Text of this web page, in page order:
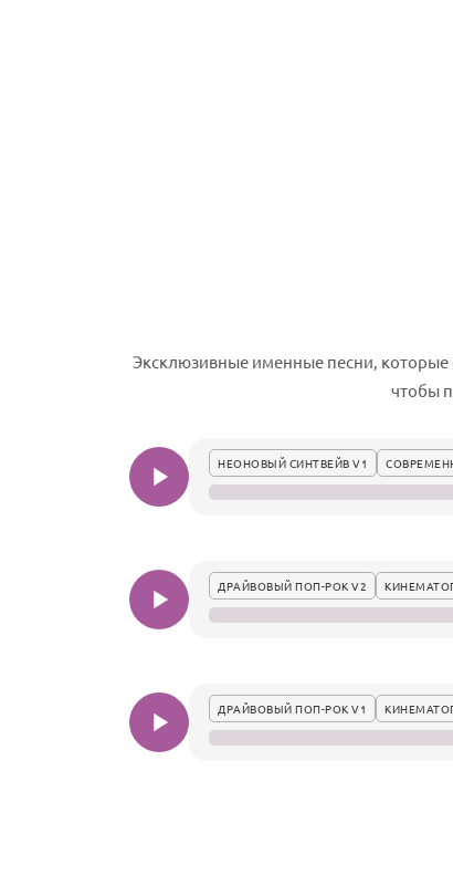
Эксклюзивные именные песни,
чтобы
НЕОНОВЫЙ СИНТВЕЙВ V1
ДРАЙВОВЫЙ ПОП-РОК V2
ДРАЙВОВЫЙ ПОП-РОК V1